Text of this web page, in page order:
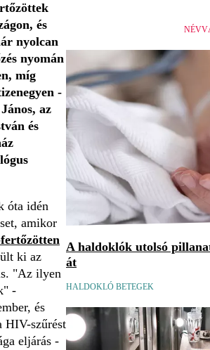
és
nyolcan
nyomán
míg
-
az
és
óta idén
amikor
ki az
"Az ilyen
-
és
HIV-szűrést
eljárás -
A haldoklók utolsó
át
HALDOKLÓ BETEGEK